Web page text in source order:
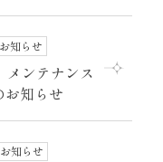
お知らせ
メンテナンス
お知らせ
お知らせ